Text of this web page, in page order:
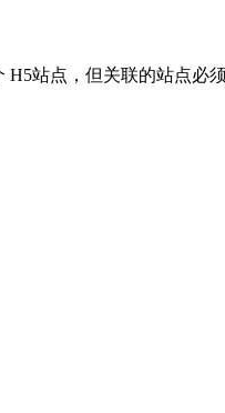
站点，但关联的站点